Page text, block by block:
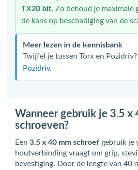
TX20 bit. Zo behoud je maximale
de kans op beschadiging van de
Meer lezen in de kennisbank
Twijfel je tussen Torx en Pozidriv?
Pozidriv.
Wanneer gebruik je 3.5 x
schroeven?
Een 3.5 x 40 mm schroef gebruik je
houtverbinding vraagt om grip,
bevestiging. Door de lengte van 40